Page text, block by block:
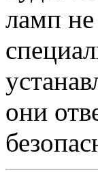
ламп не
они